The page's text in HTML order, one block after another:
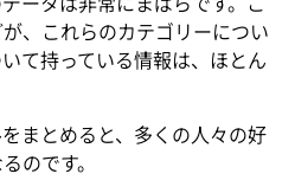
、これらのカテゴリーについ
て持っている情報は、ほとん
まとめると、多くの人々の好
のです。